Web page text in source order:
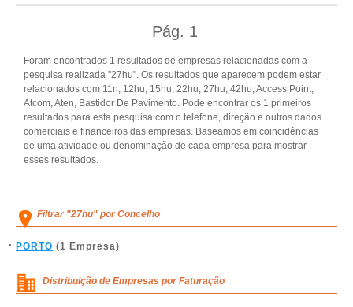
Pág. 1
Foram encontrados 1 resultados de empresas relacionadas com a
pesquisa realizada "27hu". Os resultados que aparecem podem estar
relacionados com 11n, 12hu, 15hu, 22hu, 27hu, 42hu, Access Point,
Atcom, Aten, Bastidor De Pavimento. Pode encontrar os 1 primeiros
resultados para esta pesquisa com o telefone, direção e outros dados
comerciais e financeiros das empresas. Baseamos em coincidências
de uma atividade ou denominação de cada empresa para mostrar
esses resultados.
Filtrar "27hu" por Concelho
PORTO (1 Empresa)
Distribuição de Empresas por Faturação